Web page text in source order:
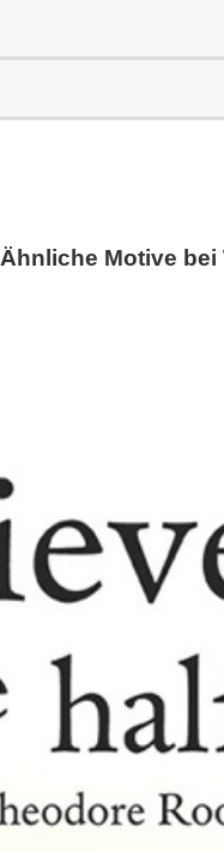
Ähnliche Motive bei